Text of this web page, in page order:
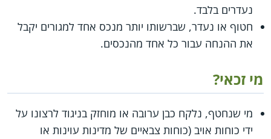
נעדרים בלבד.
חטוף או נעדר, שברשותו יותר מנכס אחד למגורים יקבל
את ההנחה עבור כל אחד מהנכסים.
מי זכאי?
מי שנחטף, נלקח כבן ערובה או מוחזק בניגוד לרצונו על
ידי כוחות אויב (כוחות צבאיים של מדינות עוינות או